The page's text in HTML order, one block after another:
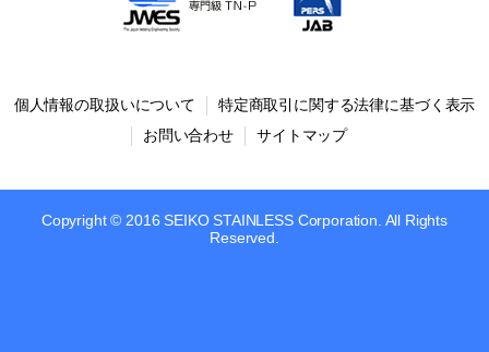
個人情報の取扱いについて
特定商取引に関する法律に基づく表示
お問い合わせ
サイトマップ
Copyright © 2016 SEIKO STAINLESS Corporation. All Rights
Reserved.